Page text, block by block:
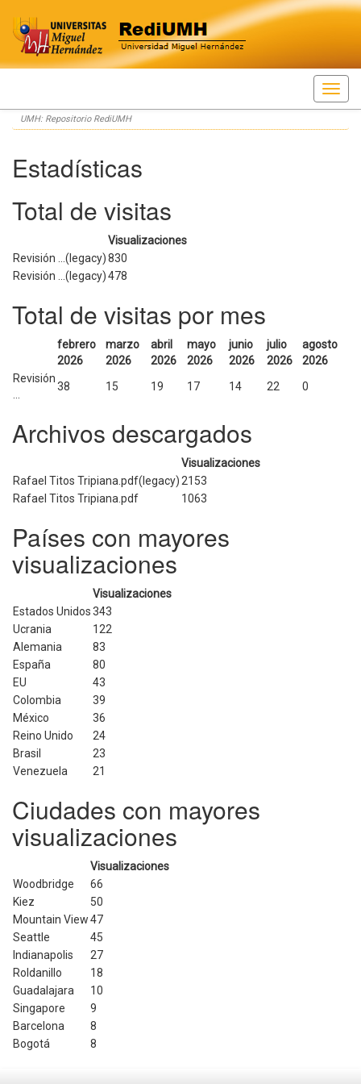
Skip
navigation
UMH: Repositorio RediUMH
Estadísticas
Total de visitas
Visualizaciones
Revisión ...(legacy)830
Revisión ...(legacy)478
Total de visitas por mes
febrero
2026
marzo
2026
abril
2026
mayo
2026
junio
2026
julio
2026
agosto
2026
Revisión
38 15 19 17 14 22 0
Archivos descargados
Visualizaciones
Rafael Titos Tripiana.pdf(legacy) 2153
Rafael Titos Tripiana.pdf
1063
Países con mayores
visualizaciones
Visualizaciones
Estados Unidos343
Ucrania
122
Alemania
83
España
80
EU
43
Colombia
39
México
36
Reino Unido
24
Brasil
23
Venezuela
21
Ciudades con mayores
visualizaciones
Visualizaciones
Woodbridge
66
Kiez
50
Mountain View47
Seattle
45
Indianapolis
27
Roldanillo
18
Guadalajara
10
Singapore
9
Barcelona
8
Bogotá
8